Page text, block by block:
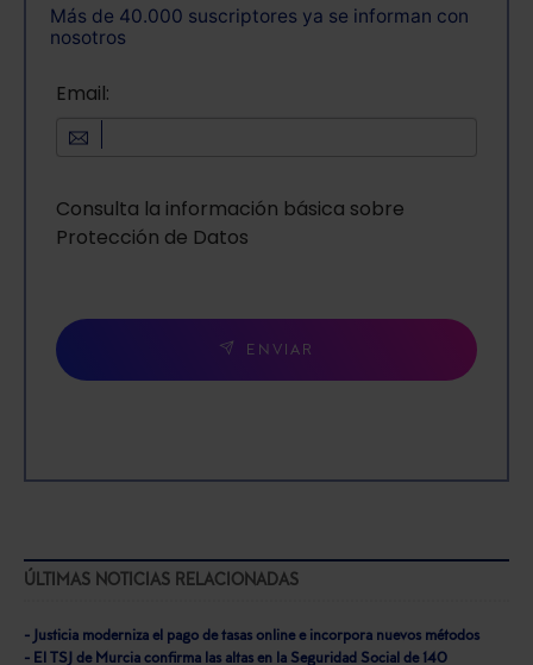
Más de 40.000 suscriptores ya se informan con
nosotros
Email:
Consulta la información básica sobre
Protección de Datos
ENVIAR
ÚLTIMAS NOTICIAS RELACIONADAS
- Justicia moderniza el pago de tasas online e incorpora nuevos métodos
- El TSJ de Murcia confirma las altas en la Seguridad Social de 140